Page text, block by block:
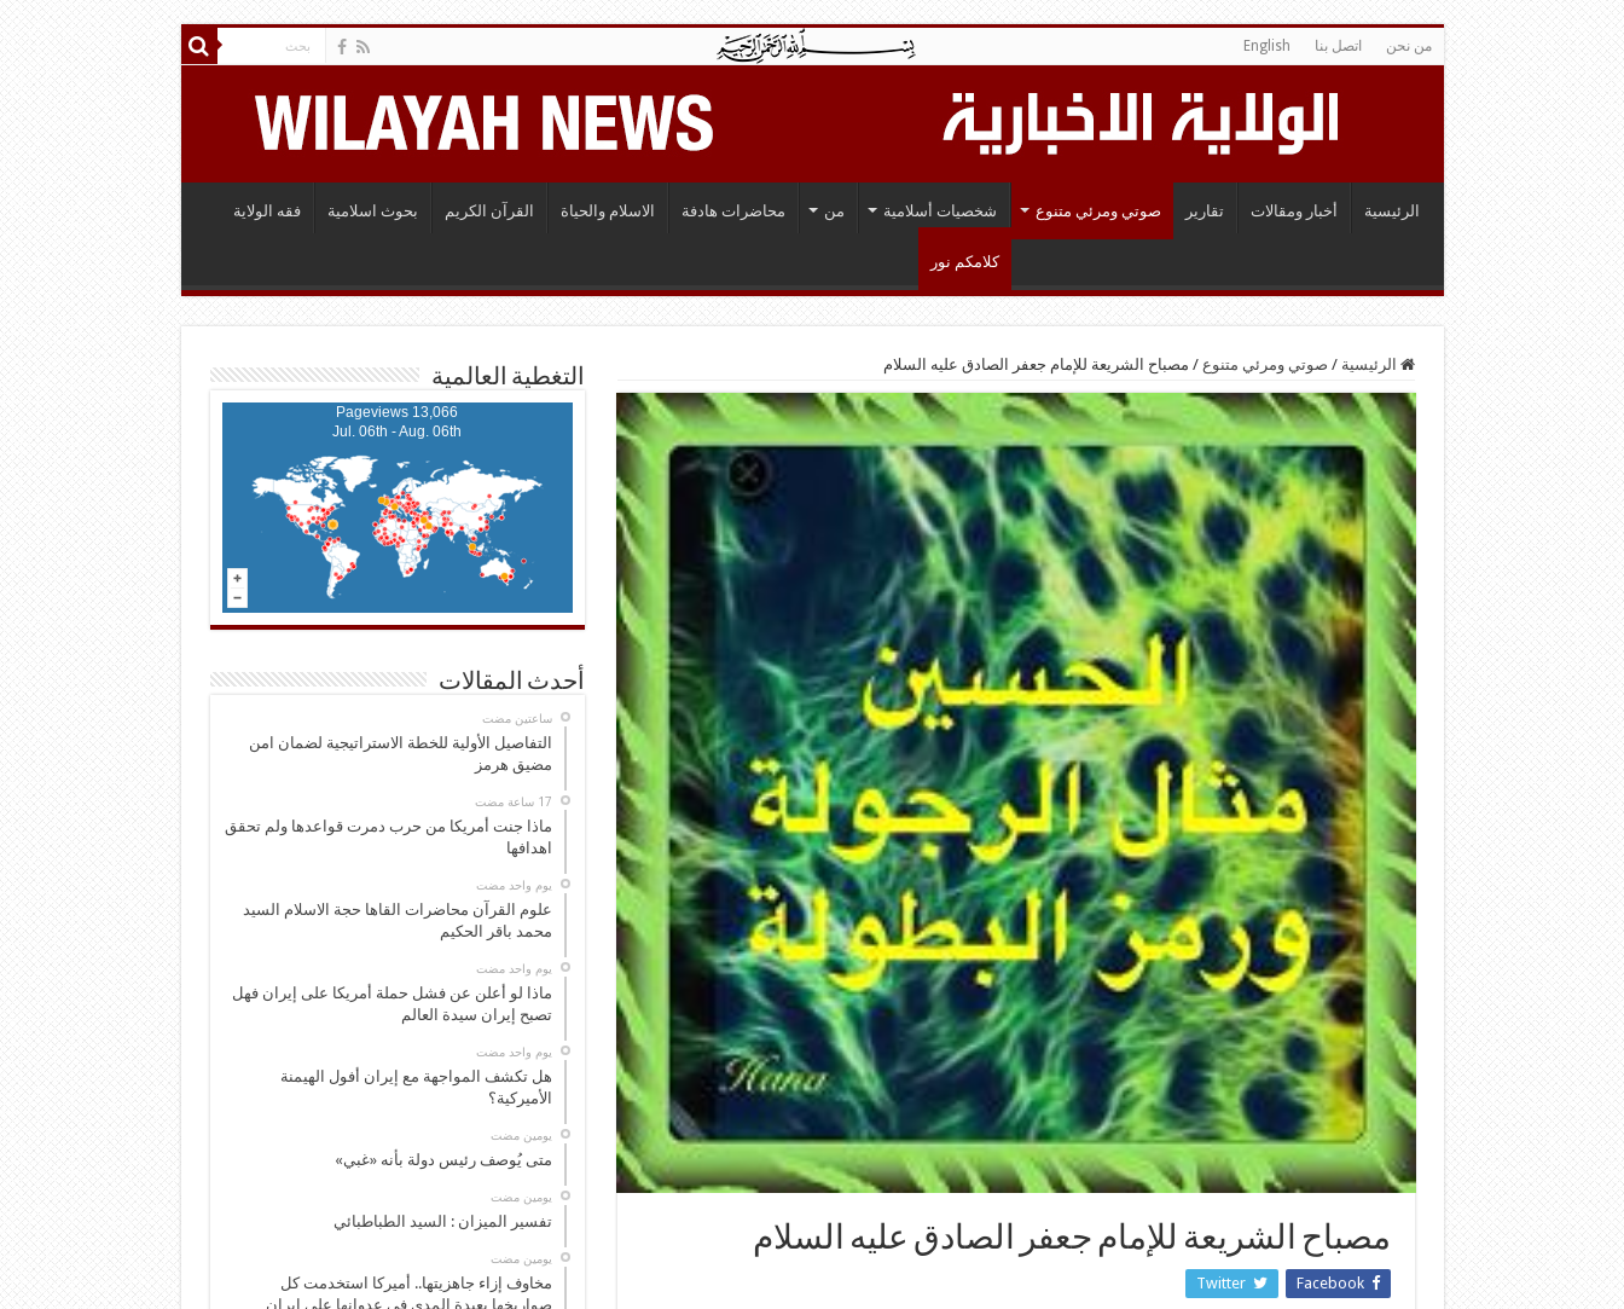
من نحن اتصل بنا English
الرئيسية أخبار ومقالات تقارير صوتي ومرئي متنوع شخصيات أسلامية من محاضرات هادفة الاسلام والحياة القرآن الكريم بحوث اسلامية فقه الولاية
كلامكم نور
الرئيسية / صوتي ومرئي متنوع / مصباح الشريعة للإمام جعفر الصادق عليه السلام
مصباح الشريعة للإمام جعفر الصادق عليه السلام
Facebook
Twitter
التغطية العالمية
13,066 Pageviews
Jul. 06th - Aug. 06th
أحدث المقالات
‏ساعتين مضت
التفاصيل الأولية للخطة الاستراتيجية لضمان امن
مضيق هرمز
ماذا جنت أمريكا من حرب دمرت قواعدها ولم تحقق
اهدافها
‏يوم واحد مضت
علوم القرآن محاضرات القاها حجة الاسلام السيد
محمد باقر الحكيم
‏يوم واحد مضت
ماذا لو أعلن عن فشل حملة أمريكا على إيران فهل
تصبح إيران سيدة العالم
‏يوم واحد مضت
هل تكشف المواجهة مع إيران أفول الهيمنة
الأميركية؟
‏يومين مضت
متى يُوصف رئيس دولة بأنه «غبي»
‏يومين مضت
تفسير الميزان : السيد الطباطبائي
‏يومين مضت
مخاوف إزاء جاهزيتها.. أميركا استخدمت كل
صواريخها بعيدة المدى في عدوانها على إيران